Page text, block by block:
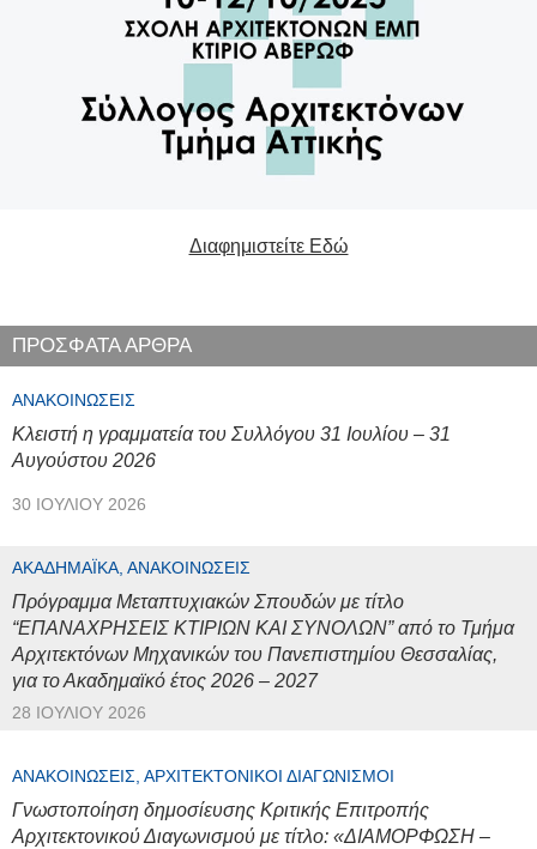
Διαφημιστείτε Εδώ
ΠΡΟΣΦΑΤΑ ΑΡΘΡΑ
ΑΝΑΚΟΙΝΏΣΕΙΣ
Κλειστή η γραμματεία του Συλλόγου 31 Ιουλίου – 31
Αυγούστου 2026
30 ΙΟΥΛΊΟΥ 2026
ΑΚΑΔΗΜΑΪΚΆ, ΑΝΑΚΟΙΝΏΣΕΙΣ
Πρόγραμμα Μεταπτυχιακών Σπουδών με τίτλο
“ΕΠΑΝΑΧΡΗΣΕΙΣ ΚΤΙΡΙΩΝ ΚΑΙ ΣΥΝΟΛΩΝ” από το Τμήμα
Αρχιτεκτόνων Μηχανικών του Πανεπιστημίου Θεσσαλίας,
για το Ακαδημαϊκό έτος 2026 – 2027
28 ΙΟΥΛΊΟΥ 2026
ΑΝΑΚΟΙΝΏΣΕΙΣ, ΑΡΧΙΤΕΚΤΟΝΙΚΟΊ ΔΙΑΓΩΝΙΣΜΟΊ
Γνωστοποίηση δημοσίευσης Κριτικής Επιτροπής
Αρχιτεκτονικού Διαγωνισμού με τίτλο: «ΔΙΑΜΟΡΦΩΣΗ –